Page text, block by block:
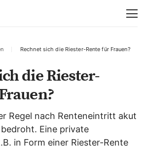
Rechnet sich die Riester-Rente für Frauen?
die Riester-
Regel nach Renteneintritt akut
Eine private
in Form einer Riester-Rente